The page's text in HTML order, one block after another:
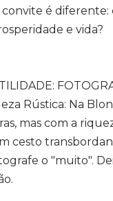
convite é
e vida?
Rústica: Na
mas com a
cesto
o "muito".